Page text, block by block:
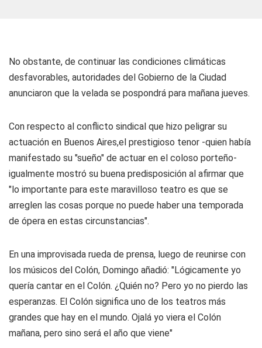
No obstante, de continuar las condiciones climáticas
desfavorables, autoridades del Gobierno de la Ciudad
anunciaron que la velada se pospondrá para mañana jueves.
Con respecto al conflicto sindical que hizo peligrar su
actuación en Buenos Aires,el prestigioso tenor -quien había
manifestado su "sueño" de actuar en el coloso porteño-
igualmente mostró su buena predisposición al afirmar que
"lo importante para este maravilloso teatro es que se
arreglen las cosas porque no puede haber una temporada
de ópera en estas circunstancias".
En una improvisada rueda de prensa, luego de reunirse con
los músicos del Colón, Domingo añadió: "Lógicamente yo
quería cantar en el Colón. ¿Quién no? Pero yo no pierdo las
esperanzas. El Colón significa uno de los teatros más
grandes que hay en el mundo. Ojalá yo viera el Colón
mañana, pero sino será el año que viene"